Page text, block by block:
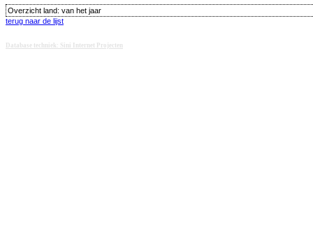
Overzicht land: van het jaar
terug naar de lijst
Database techniek: Sini Internet Projecten